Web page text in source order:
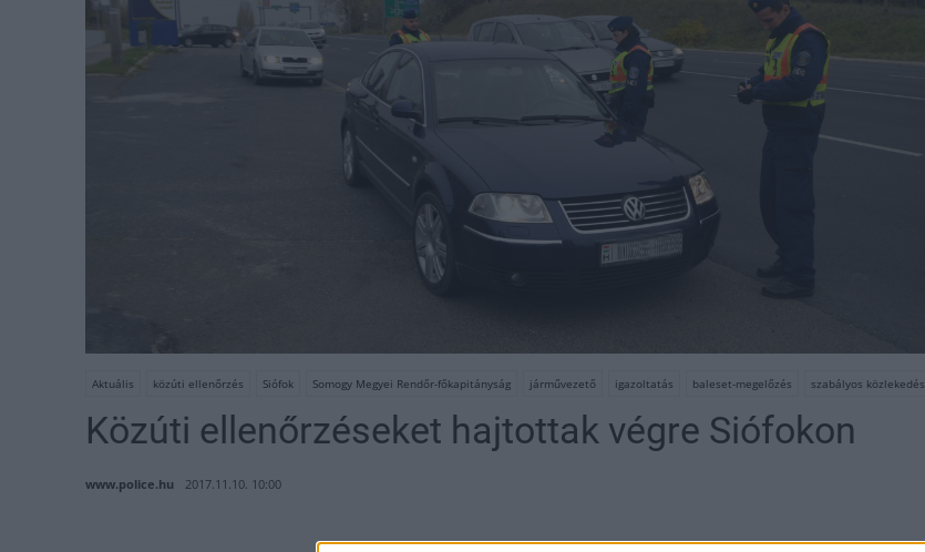
Aktuális közúti ellenőrzés Siófok Somogy Megyei Rendőr-főkapitányság járművezető igazoltatás baleset-megelőzés szabályos közlekedés
Közúti ellenőrzéseket hajtottak végre Siófokon
www.police.hu 2017.11.10. 10:00